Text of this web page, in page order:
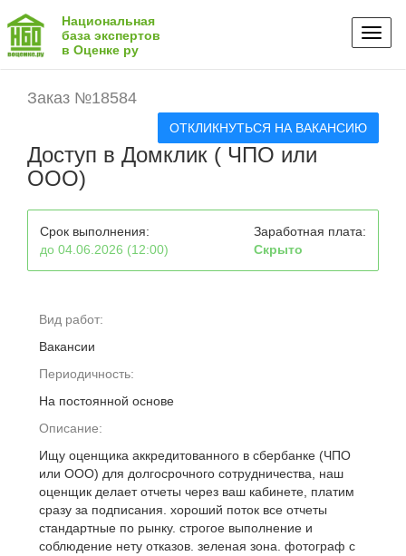
Национальная
база экспертов
в Оценке ру
Заказ №18584
ОТКЛИКНУТЬСЯ НА ВАКАНСИЮ
Доступ в Домклик ( ЧПО или
ООО)
Срок выполнения:
до 04.06.2026 (12:00)
Заработная плата:
Скрыто
Вид работ:
Вакансии
Периодичность:
На постоянной основе
Описание:
Ищу оценщика аккредитованного в сбербанке (ЧПО
или ООО) для долгосрочного сотрудничества, наш
оценщик делает отчеты через ваш кабинете, платим
сразу за подписания. хороший поток все отчеты
стандартные по рынку. строгое выполнение и
соблюдение нету отказов. зеленая зона. фотограф с